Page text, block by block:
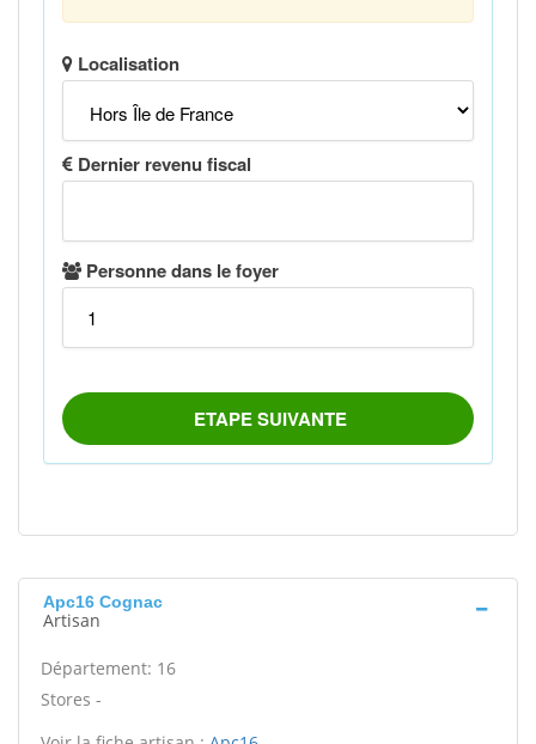
Apc16 Cognac
Artisan
Département: 16
Stores -